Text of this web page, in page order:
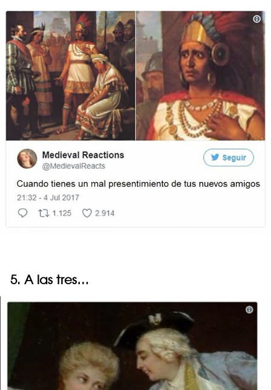
5. A las tres…